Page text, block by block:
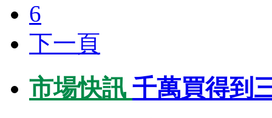
6
下一頁
市場快訊 千萬買得到